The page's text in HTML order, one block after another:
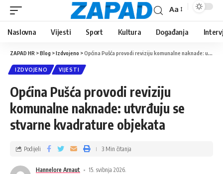
Aa
Naslovna Vijesti Sport Kultura Događanja
ZAPAD HR >Blog >Izdvojeno >Općina Pušća provodi reviziju komunalne naknade: utvrđuju se stvarne kvadrature objekata
IZDVOJENO VIJESTI
Općina Pušća provodi reviziju
komunalne naknade: utvrđuju se
stvarne kvadrature objekata
Hannelore Arnaut
15. svibnja 2026.
Podijeli 3 Min čitanja